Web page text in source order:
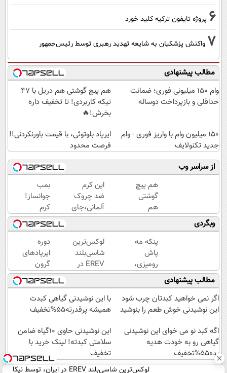
6 پروژه تایفون ترکیه کلید خورد
7 واکنش پزشکیان به شایعه تهدید رهبری توسط رئیس‌جمهور
مطالب پیشنهادی
وام ۱۵۰ میلیونی فوری؛ ضمانت
حداقلی و بازپرداخت دوساله
هم پیچ گوشتی هم دریل با 47
تیکه کاربردی! تا تخفیف داره
بخرش!🔥
150 میلیون وام با واریز فوری - وام
جدید تکنولایف
ایرپاد بلوتوثی، با قیمت باورنکردنی!!
فرصت محدود
از سراسر وب
هم پیچ
گوشتی
هم
دریل با
47 تیکه
کاربردی!
تا
تخفیف
داره
بخرش!
🔥
این کرم
ضد چروک
آلمانی،جای
بوتاکس رو
برات پر
میکنه!
تخفیف تا
امشب
بمب
جوانساز!
کرم
بوتاکس
جلبک
اسپیرولینا50%تخفیف
وبگردی
پنکه مه
پاش
رومیزی،
مخصوص
گرمایی‌ها!!
لوکس‌ترین
شاسی‌بلند
EREV در
ایران،
توسط نیکا
موتور
رونمایی
دوره
ایرپاد‌های
گرون
قیمت
گذشته!
ایرپاد
بلوتوثی
1,399,000
تومان
مطالب پیشنهادی
اگر نمی خواهید کبدتان چرب شود
این نوشیدنی خوش طعم را بنوشید
با این نوشیدنی گیاهی کبدت
همیشه پرقدرته55%تخفیف
اگه کبد نو می خوای این نوشیدنی
گیاهی رو به خودت هدیه
بده55%تخفیف
این نوشیدنی حاوی ۱۰گیاه ضامن
سلامتی کبدته! لینک خرید با
تخفیف
لوکس‌ترین شاسی‌بلند EREV در ایران، توسط نیکا